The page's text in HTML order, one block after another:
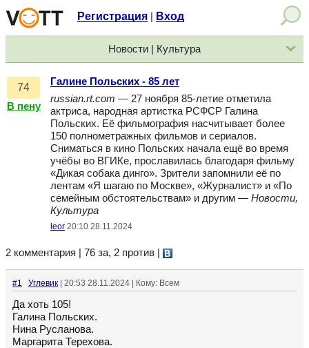
Регистрация Вход
Новости | Культура
74
В пену
Галине Польских - 85 лет
russian.rt.com — 27 ноября 85-летие отметила
актриса, народная артистка РСФСР Галина
Польских. Её фильмография насчитывает более
150 полнометражных фильмов и сериалов.
Сниматься в кино Польских начала ещё во время
учёбы во ВГИКе, прославилась благодаря фильму
«Дикая собака динго». Зрители запомнили её по
лентам «Я шагаю по Москве», «Журналист» и «По
семейным обстоятельствам» и другим — Новости,
Культура
leor 20:10 28.11.2024
2 комментария | 76 за, 2 против
#1 Углевик | 20:53 28.11.2024 | Кому: Всем
Да хоть 105!
Галина Польских.
Нина Русланова.
Маргарита Терехова.